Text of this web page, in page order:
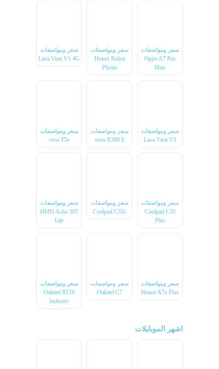
سعر ومواصفات
Oppo A7 Pro
Max
سعر ومواصفات
Honor Robot
Phone
سعر ومواصفات
Lava Virat V1 4G
سعر ومواصفات
Lava Virat V1
سعر ومواصفات
vivo X300 E
سعر ومواصفات
vivo T5e
سعر ومواصفات
Coolpad C35
Plus
سعر ومواصفات
Coolpad C35c
سعر ومواصفات
HMD Asha 305
Lite
سعر ومواصفات
Honor X7e Plus
سعر ومواصفات
Oukitel C7
سعر ومواصفات
Oukitel RT10
Industry
اشهر الموبايلات